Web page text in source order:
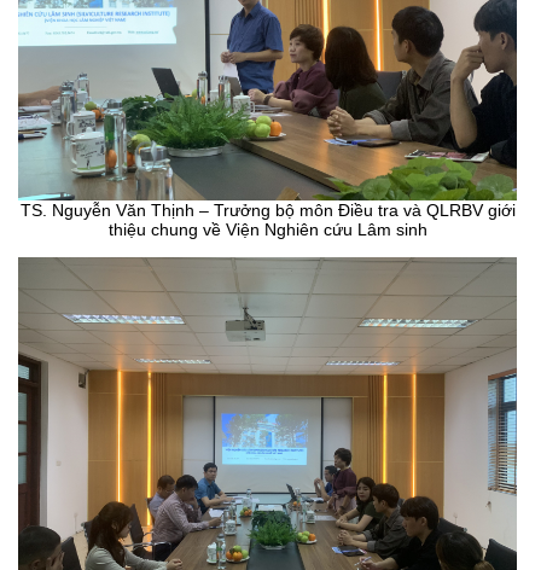
TS. Nguyễn Văn Thịnh – Trưởng bộ môn Điều tra và QLRBV giới
thiệu chung về Viện Nghiên cứu Lâm sinh